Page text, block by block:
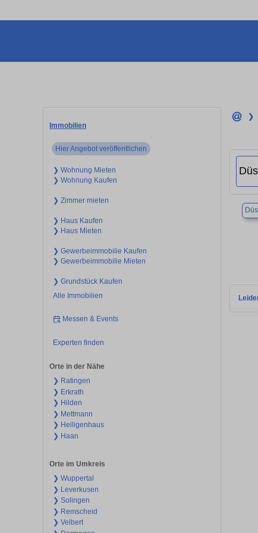
Immobilien
Hier Angebot veröffentlichen
❯ Wohnung Mieten
❯ Wohnung Kaufen
❯ Zimmer mieten
❯ Haus Kaufen
❯ Haus Mieten
❯ Gewerbeimmobilie Kaufen
❯ Gewerbeimmobilie Mieten
❯ Grundstück Kaufen
Alle Immobilien
Messen & Events
Experten finden
Orte in der Nähe
❯ Ratingen
❯ Erkrath
❯ Hilden
❯ Mettmann
❯ Heiligenhaus
❯ Haan
Orte im Umkreis
❯ Wuppertal
❯ Leverkusen
❯ Solingen
❯ Remscheid
❯ Velbert
❯